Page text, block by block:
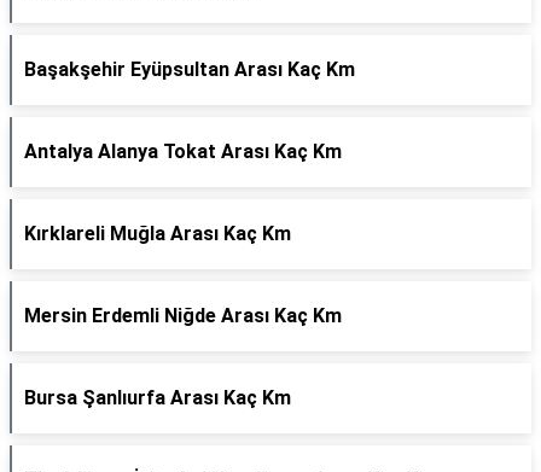
Başakşehir Eyüpsultan Arası Kaç Km
Antalya Alanya Tokat Arası Kaç Km
Kırklareli Muğla Arası Kaç Km
Mersin Erdemli Niğde Arası Kaç Km
Bursa Şanlıurfa Arası Kaç Km